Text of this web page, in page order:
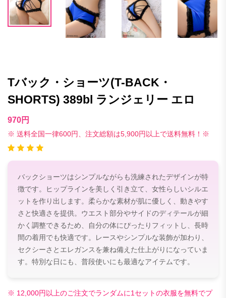
Tバック・ショーツ(T-BACK・
SHORTS) 389bl ランジェリー エロ
970円
※ 送料全国一律600円、注文総額は5,900円以上で送料無料！※
バックショーツはシンプルながらも洗練されたデザインが特
徴です。ヒップラインを美しく引き立て、女性らしいシルエ
ットを作り出します。柔らかな素材が肌に優しく、動きやす
さと快適さを提供。ウエスト部分やサイドのディテールが細
かく調整できるため、自分の体にぴったりフィットし、長時
間の着用でも快適です。レースやシンプルな装飾が加わり、
セクシーさとエレガンスを兼ね備えた仕上がりになっていま
す。特別な日にも、普段使いにも最適なアイテムです。
※ 12,000円以上のご注文でランダムに1セットの衣服を無料でプ